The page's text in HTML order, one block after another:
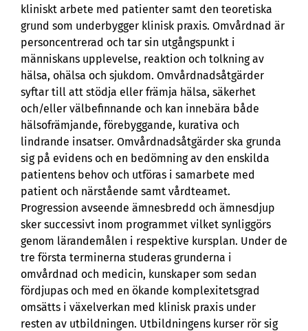
kliniskt arbete med patienter samt den teoretiska
grund som underbygger klinisk praxis. Omvårdnad är
personcentrerad och tar sin utgångspunkt i
människans upplevelse, reaktion och tolkning av
hälsa, ohälsa och sjukdom. Omvårdnadsåtgärder
syftar till att stödja eller främja hälsa, säkerhet
och/eller välbefinnande och kan innebära både
hälsofrämjande, förebyggande, kurativa och
lindrande insatser. Omvårdnadsåtgärder ska grunda
sig på evidens och en bedömning av den enskilda
patientens behov och utföras i samarbete med
patient och närstående samt vårdteamet.
Progression avseende ämnesbredd och ämnesdjup
sker successivt inom programmet vilket synliggörs
genom lärandemålen i respektive kursplan. Under de
tre första terminerna studeras grunderna i
omvårdnad och medicin, kunskaper som sedan
fördjupas och med en ökande komplexitetsgrad
omsätts i växelverkan med klinisk praxis under
resten av utbildningen. Utbildningens kurser rör sig